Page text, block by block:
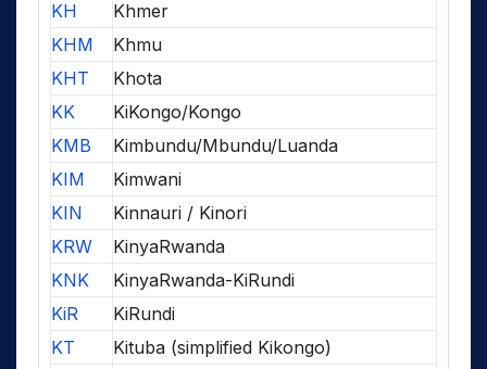
KH
Khmer
KHM
Khmu
KHT
Khota
KK
KiKongo/Kongo
KMB
Kimbundu/Mbundu/Luanda
KIM
Kimwani
KIN
Kinnauri / Kinori
KRW
KinyaRwanda
KNK
KinyaRwanda-KiRundi
KiR
KiRundi
KT
Kituba (simplified Kikongo)